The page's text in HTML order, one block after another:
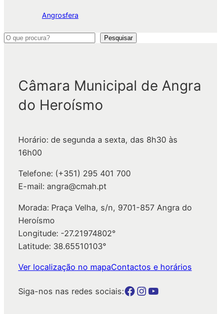
Angrosfera
P
Pesquisar
Câmara Municipal de Angra
do Heroísmo
Horário: de segunda a sexta, das 8h30 às
16h00
Telefone: (+351) 295 401 700
E-mail: angra@cmah.pt
Morada: Praça Velha, s/n, 9701-857 Angra do
Heroísmo
Longitude: -27.21974802°
Latitude: 38.65510103°
Ver localização no mapaContactos e horários
Siga-nos nas redes sociais:Botão para a página da autarquia no Facebook Botão para a página da autarquia no Instagram Botão para a página da autarquia no Youtube